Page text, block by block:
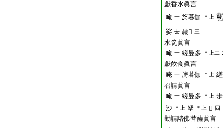
獻香水眞言
唵 一 旖暮伽 ＊上
娑 去 隷𤙖 三
水瓫眞言
唵 一 縒曼多 ＊上二
獻飮食眞言
唵 一 旖暮伽 ＊上
召請眞言
唵 一 縒曼多 ＊上
沙 ＊上 拏 ＊上 𤙖 四
勸請諸佛菩薩眞言